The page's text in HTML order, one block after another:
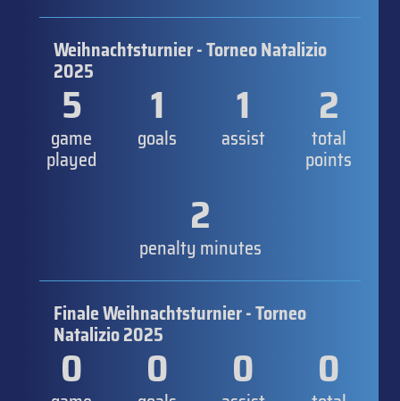
Weihnachtsturnier - Torneo Natalizio
2025
5
game
played
1
goals
1
assist
2
total
points
2
penalty minutes
Finale Weihnachtsturnier - Torneo
Natalizio 2025
0 0 0 0